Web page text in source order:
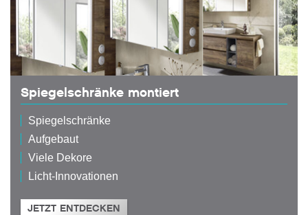
Spiegelschränke montiert
Spiegelschränke
Aufgebaut
Viele Dekore
Licht-Innovationen
JETZT ENTDECKEN